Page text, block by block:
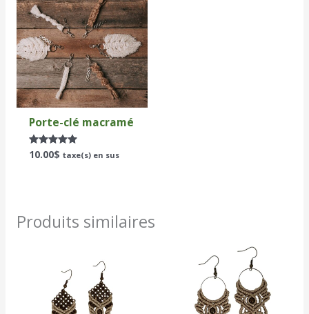
Porte-clé macramé
Note
10.00$ taxe(s) en sus
Produits similaires